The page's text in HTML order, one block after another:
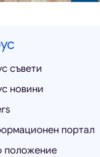
съвети
новини
портал
положение